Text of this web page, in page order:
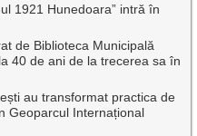
1921 Hunedoara” intră în
de Biblioteca Municipală
40 de ani de la trecerea sa în
au transformat practica de
Geoparcul Internațional